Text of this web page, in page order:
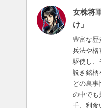
女株将
け」
豊富な歴
兵法や格
駆使し、
説き銘柄
どの裏
の中でも
千、利食